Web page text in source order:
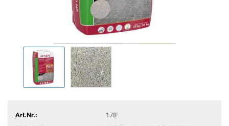
Art.Nr.:
178